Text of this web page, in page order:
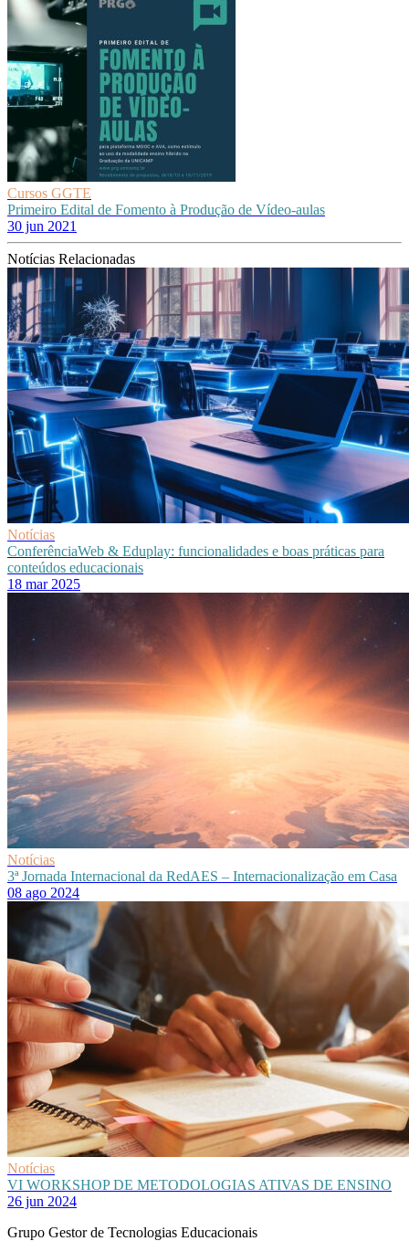
Cursos GGTE
Primeiro Edital de Fomento à Produção de Vídeo-aulas
30 jun 2021
Notícias Relacionadas
Notícias
ConferênciaWeb & Eduplay: funcionalidades e boas práticas para
conteúdos educacionais
18 mar 2025
Notícias
3ª Jornada Internacional da RedAES – Internacionalização em Casa
08 ago 2024
Notícias
VI WORKSHOP DE METODOLOGIAS ATIVAS DE ENSINO
26 jun 2024
Grupo Gestor de Tecnologias Educacionais